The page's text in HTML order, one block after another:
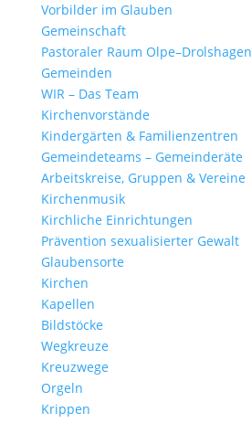
Vorbilder im Glauben
Gemein­schaft
Pasto­raler Raum Olpe–Drolshagen
Gemeinden
WIR – Das Team
Kirchen­vor­stände
Kinder­gärten & Familienzentren
Gemein­de­teams – Gemeinderäte
Arbeits­kreise, Gruppen & Vereine
Kirchen­musik
Kirch­liche Einrichtungen
Präven­tion sexua­li­sierter Gewalt
Glau­ben­s­orte
Kirchen
Kapellen
Bild­stöcke
Wegkreuze
Kreuz­wege
Orgeln
Krippen